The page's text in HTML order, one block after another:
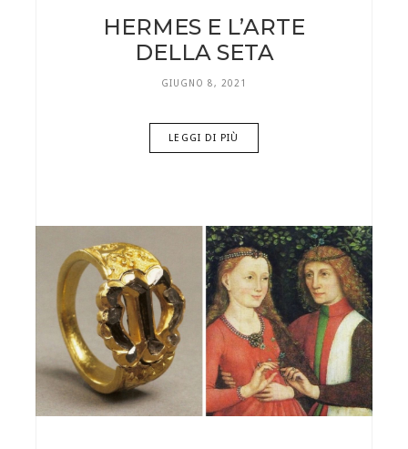
HERMES E L’ARTE
DELLA SETA
GIUGNO 8, 2021
LEGGI DI PIÙ